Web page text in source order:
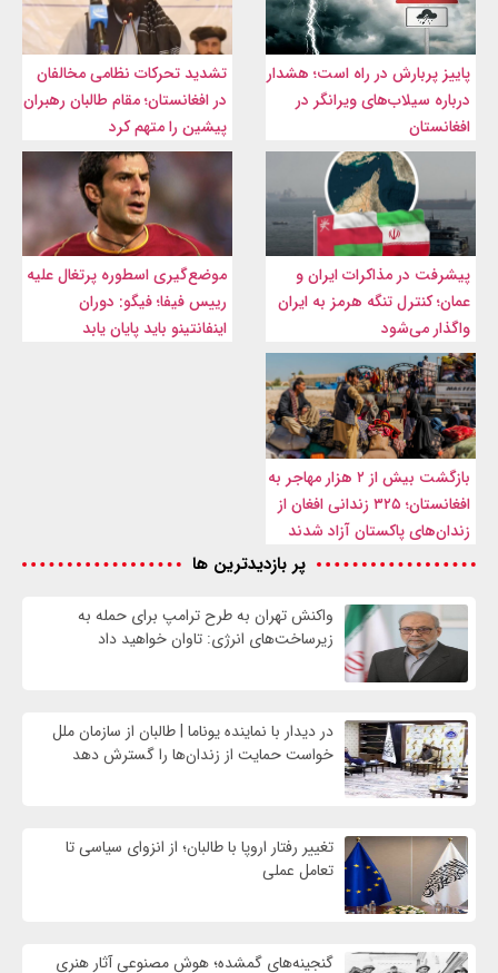
پاییز پربارش در راه است؛ هشدار
درباره سیلاب‌های ویرانگر در
افغانستان
تشدید تحرکات نظامی مخالفان
در افغانستان؛ مقام طالبان رهبران
پیشین را متهم کرد
پیشرفت در مذاکرات ایران و
عمان؛ کنترل تنگه هرمز به ایران
واگذار می‌شود
موضع‌گیری اسطوره پرتغال علیه
رییس فیفا؛ فیگو: دوران
اینفانتینو باید پایان یابد
بازگشت بیش از ۲ هزار مهاجر به
افغانستان؛ ۳۲۵ زندانی افغان از
زندان‌های پاکستان آزاد شدند
پر بازدیدترین ها
واکنش تهران به طرح ترامپ برای حمله به
زیرساخت‌های انرژی: تاوان خواهید داد
در دیدار با نماینده یوناما | طالبان از سازمان ملل
خواست حمایت از زندان‌ها را گسترش دهد
تغییر رفتار اروپا با طالبان؛ از انزوای سیاسی تا
تعامل عملی
گنجینه‌های گمشده؛ هوش مصنوعی آثار هنری